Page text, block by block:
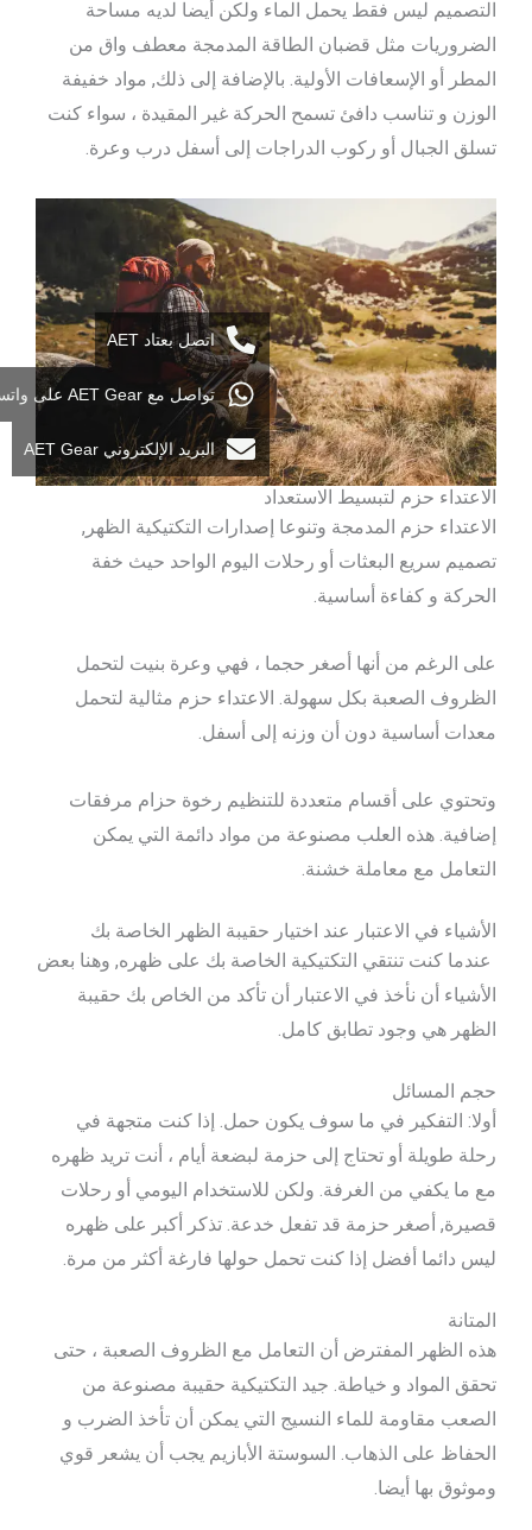
التصميم ليس فقط يحمل الماء ولكن أيضا لديه مساحة
الضروريات مثل قضبان الطاقة المدمجة معطف واق من
المطر أو الإسعافات الأولية. بالإضافة إلى ذلك, مواد خفيفة
الوزن و تناسب دافئ تسمح الحركة غير المقيدة ، سواء كنت
تسلق الجبال أو ركوب الدراجات إلى أسفل درب وعرة.
الاعتداء حزم لتبسيط الاستعداد
الاعتداء حزم المدمجة وتنوعا إصدارات التكتيكية الظهر,
تصميم سريع البعثات أو رحلات اليوم الواحد حيث خفة
الحركة و كفاءة أساسية.
على الرغم من أنها أصغر حجما ، فهي وعرة بنيت لتحمل
الظروف الصعبة بكل سهولة. الاعتداء حزم مثالية لتحمل
معدات أساسية دون أن وزنه إلى أسفل.
وتحتوي على أقسام متعددة للتنظيم رخوة حزام مرفقات
إضافية. هذه العلب مصنوعة من مواد دائمة التي يمكن
التعامل مع معاملة خشنة.
الأشياء في الاعتبار عند اختيار حقيبة الظهر الخاصة بك
عندما كنت تنتقي التكتيكية الخاصة بك على ظهره, وهنا بعض
الأشياء أن نأخذ في الاعتبار أن تأكد من الخاص بك حقيبة
الظهر هي وجود تطابق كامل.
حجم المسائل
أولا: التفكير في ما سوف يكون حمل. إذا كنت متجهة في
رحلة طويلة أو تحتاج إلى حزمة لبضعة أيام ، أنت تريد ظهره
مع ما يكفي من الغرفة. ولكن للاستخدام اليومي أو رحلات
قصيرة, أصغر حزمة قد تفعل خدعة. تذكر أكبر على ظهره
ليس دائما أفضل إذا كنت تحمل حولها فارغة أكثر من مرة.
المتانة
هذه الظهر المفترض أن التعامل مع الظروف الصعبة ، حتى
تحقق المواد و خياطة. جيد التكتيكية حقيبة مصنوعة من
الصعب مقاومة للماء النسيج التي يمكن أن تأخذ الضرب و
الحفاظ على الذهاب. السوستة الأبازيم يجب أن يشعر قوي
وموثوق بها أيضا.
اتصل بعتاد AET
تواصل مع AET Gear على واتساب
البريد الإلكتروني AET Gear